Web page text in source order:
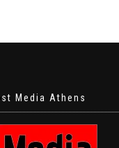
Media Athens